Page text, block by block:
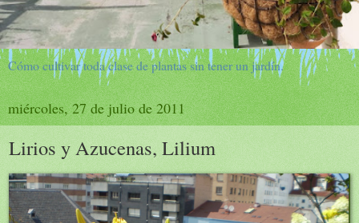
Cómo cultivar toda clase de plantas sin tener un jardín.
miércoles, 27 de julio de 2011
Lirios y Azucenas, Lilium